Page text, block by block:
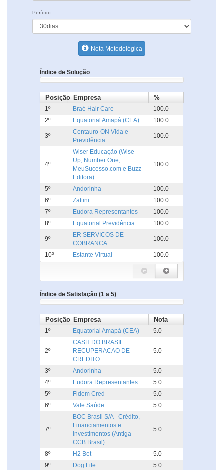
Período:
Nota Metodológica
Índice de Solução
Posição Empresa %
1º Braé Hair Care
100.0
2º
Equatorial Amapá (CEA) 100.0
3º
Centauro-ON Vida e
Previdência
100.0
4º
Wiser Educação (Wise
Up, Number One,
MeuSucesso.com e Buzz
Editora)
100.0
5º Andorinha
100.0
6º
Zattini
100.0
7º
Eudora Representantes
100.0
8º
Equatorial Previdência 100.0
9º
ER SERVICOS DE
COBRANCA
100.0
10º Estante Virtual 100.0
Índice de Satisfação (1 a 5)
Posição Empresa Nota
1º Equatorial Amapá (CEA) 5.0
2º
CASH DO BRASIL
RECUPERACAO DE
CREDITO
5.0
3º Andorinha
5.0
4º
Eudora Representantes
5.0
5º
Fidem Cred
5.0
6º
Vale Saúde 5.0
7º
BOC Brasil S/A - Crédito,
Financiamentos e
Investimentos (Antiga
CCB Brasil)
5.0
8º H2 Bet
5.0
9º
Dog Life
5.0